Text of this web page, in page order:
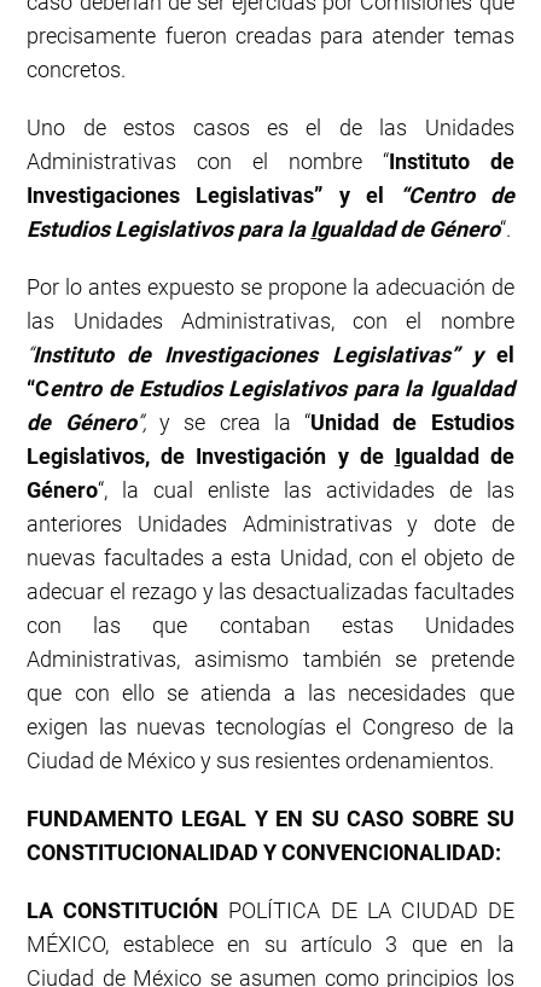
precisamente fueron creadas para atender temas
concretos.
Uno de estos casos es el de las Unidades
Administrativas con el nombre “Instituto de
Investigaciones Legislativas” y el
“Centro de
Estudios Legislativos para laIgualdad de Género“.
Por lo antes expuesto se propone la adecuación de
las Unidades Administrativas, con el nombre
“Instituto de Investigaciones Legislativas” y el
“Centro de Estudios Legislativos para la Igualdad
de Género”, y se crea la “Unidad de Estudios
Legislativos, de Investigación y de Igualdad de
Género“, la cual enliste las actividades de las
anteriores Unidades Administrativas y dote de
nuevas facultades a esta Unidad, con el objeto de
adecuar el rezago y las desactualizadas facultades
con las que contaban estas Unidades
Administrativas, asimismo también se pretende
que con ello se atienda a las necesidades que
exigen las nuevas tecnologías el Congreso de la
Ciudad de México y sus resientes ordenamientos.
FUNDAMENTO LEGAL Y EN SU CASO SOBRE SU
CONSTITUCIONALIDAD Y CONVENCIONALIDAD:
LA CONSTITUCIÓN POLÍTICA DE LA CIUDAD DE
MÉXICO, establece en su artículo 3 que en la
Ciudad de México se asumen como principios los